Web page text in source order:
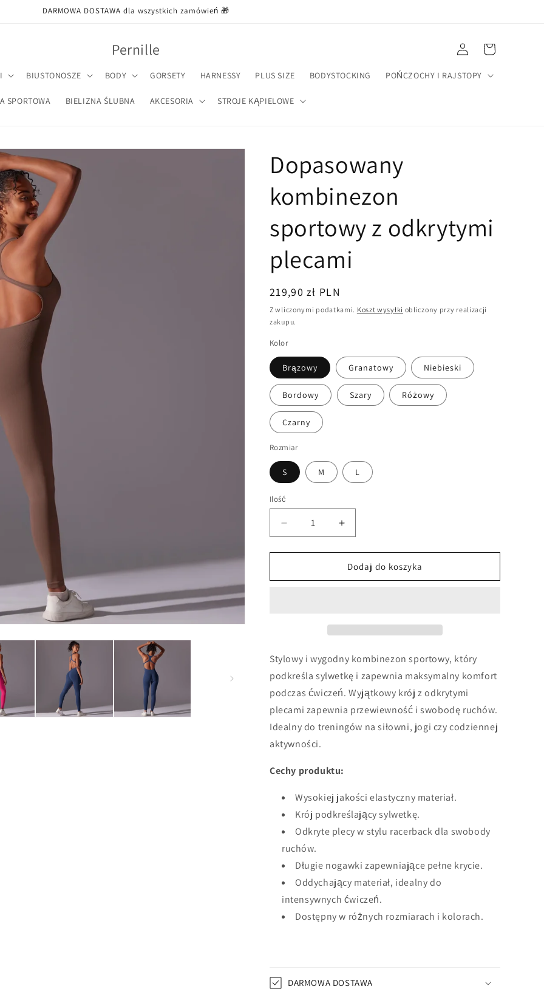
DARMOWA DOSTAWA dla wszystkich zamówień 🎁
Pernille
BIUSTONOSZE BODY GORSETY HARNESSY PLUS SIZE BODYSTOCKING POŃCZOCHY I RAJSTOPY
SPORTOWA BIELIZNA ŚLUBNA AKCESORIA STROJE KĄPIELOWE
Zaloguj
się
Koszyk
Dopasowany
kombinezon
sportowy z odkrytymi
plecami
Cena
regularna
219,90 zł PLN
Z wliczonymi podatkami. Koszt wysyłki obliczony przy realizacji
zakupu.
Kolor
Brązowy Granatowy Niebieski
Bordowy Szary Różowy
Czarny
Rozmiar
S M L
Ilość
Zmniejsz
ilość
dla
kombinezon
Zwiększ
ilość
dla
Dopasowany
kombinezon
Dodaj do koszyka
Stylowy i wygodny kombinezon sportowy, który
podkreśla sylwetkę i zapewnia maksymalny komfort
podczas ćwiczeń. Wyjątkowy krój z odkrytymi
plecami zapewnia przewiewność i swobodę ruchów.
Idealny do treningów na siłowni, jogi czy codziennej
aktywności.
Cechy produktu:
Wysokiej jakości elastyczny materiał.
Krój podkreślający sylwetkę.
Odkryte plecy w stylu racerback dla swobody
ruchów.
Długie nogawki zapewniające pełne krycie.
Oddychający materiał, idealny do
intensywnych ćwiczeń.
Dostępny w różnych rozmiarach i kolorach.
DARMOWA DOSTAWA